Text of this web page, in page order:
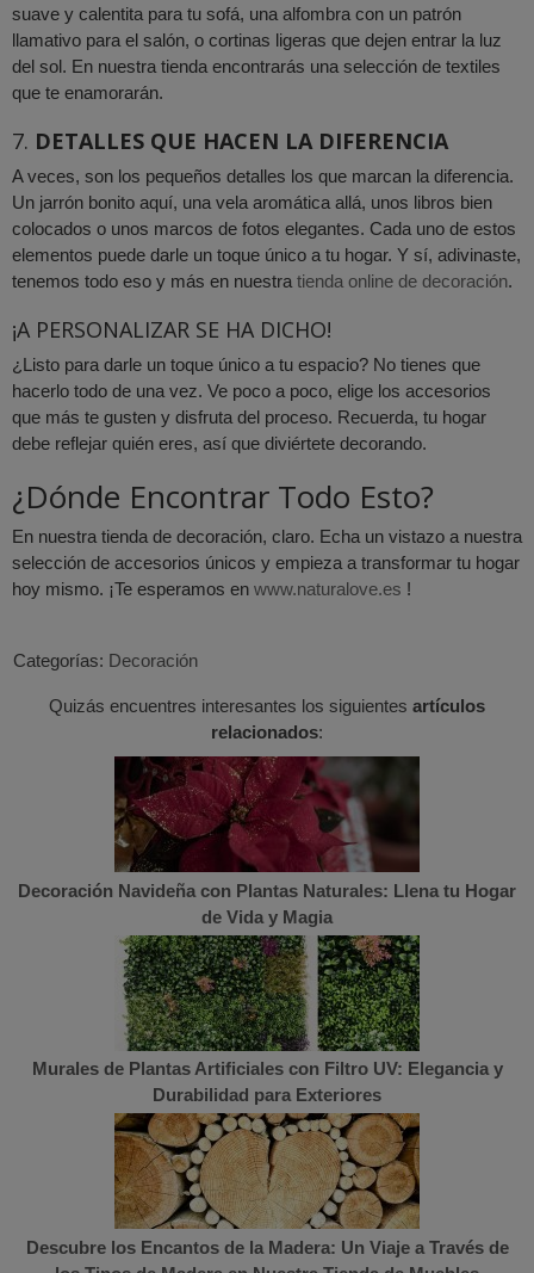
suave y calentita para tu sofá, una alfombra con un patrón
llamativo para el salón, o cortinas ligeras que dejen entrar la luz
del sol. En nuestra tienda encontrarás una selección de textiles
que te enamorarán.
7. DETALLES QUE HACEN LA DIFERENCIA
A veces, son los pequeños detalles los que marcan la diferencia.
Un jarrón bonito aquí, una vela aromática allá, unos libros bien
colocados o unos marcos de fotos elegantes. Cada uno de estos
elementos puede darle un toque único a tu hogar. Y sí, adivinaste,
tenemos todo eso y más en nuestra tienda online de decoración.
¡A PERSONALIZAR SE HA DICHO!
¿Listo para darle un toque único a tu espacio? No tienes que
hacerlo todo de una vez. Ve poco a poco, elige los accesorios
que más te gusten y disfruta del proceso. Recuerda, tu hogar
debe reflejar quién eres, así que diviértete decorando.
¿Dónde Encontrar Todo Esto?
En nuestra tienda de decoración, claro. Echa un vistazo a nuestra
selección de accesorios únicos y empieza a transformar tu hogar
hoy mismo. ¡Te esperamos en www.naturalove.es !
Categorías: Decoración
Quizás encuentres interesantes los siguientes artículos
relacionados:
Decoración Navideña con Plantas Naturales: Llena tu Hogar
de Vida y Magia
Murales de Plantas Artificiales con Filtro UV: Elegancia y
Durabilidad para Exteriores
Descubre los Encantos de la Madera: Un Viaje a Través de